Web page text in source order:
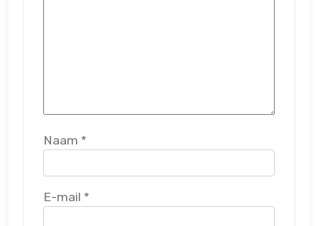
Naam *
E-mail *